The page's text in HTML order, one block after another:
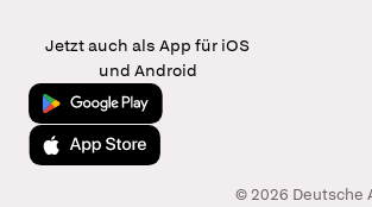
Jetzt auch als App für iOS
und Android
Jetzt bei Google Play
Laden im App Store
© 2026 Deutsche